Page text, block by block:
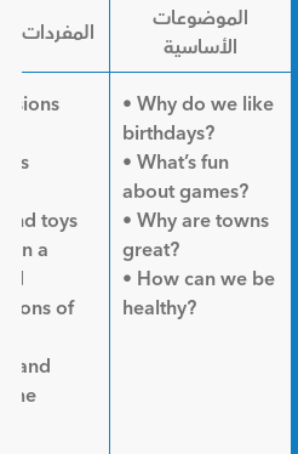
الموضوعات
الأساسية
المفردات
• Why do we like
birthdays?
• What’s fun
about games?
• Why are towns
great?
• How can we be
healthy?
toys
in a
of
and